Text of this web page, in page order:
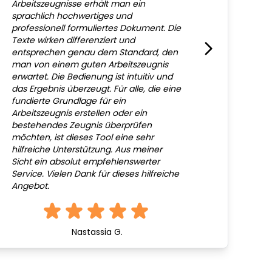
Arbeitszeugnisse erhält man ein
sprachlich hochwertiges und
professionell formuliertes Dokument. Die
Texte wirken differenziert und
entsprechen genau dem Standard, den
man von einem guten Arbeitszeugnis
erwartet. Die Bedienung ist intuitiv und
das Ergebnis überzeugt. Für alle, die eine
fundierte Grundlage für ein
Arbeitszeugnis erstellen oder ein
bestehendes Zeugnis überprüfen
möchten, ist dieses Tool eine sehr
hilfreiche Unterstützung. Aus meiner
Sicht ein absolut empfehlenswerter
Service. Vielen Dank für dieses hilfreiche
Angebot.
Nastassia G.